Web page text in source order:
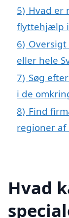
5) Hvad er
flyttehjælp
6)
eller hele
7) Søg
i de
8) Find
regioner af
Hvad